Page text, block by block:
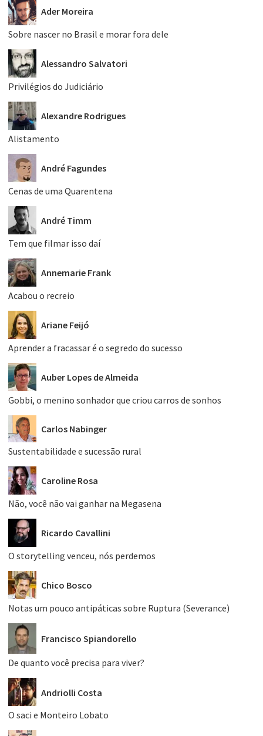
Ader Moreira
Sobre nascer no Brasil e morar fora dele
Alessandro Salvatori
Privilégios do Judiciário
Alexandre Rodrigues
Alistamento
André Fagundes
Cenas de uma Quarentena
André Timm
Tem que filmar isso daí
Annemarie Frank
Acabou o recreio
Ariane Feijó
Aprender a fracassar é o segredo do sucesso
Auber Lopes de Almeida
Gobbi, o menino sonhador que criou carros de sonhos
Carlos Nabinger
Sustentabilidade e sucessão rural
Caroline Rosa
Não, você não vai ganhar na Megasena
Ricardo Cavallini
O storytelling venceu, nós perdemos
Chico Bosco
Notas um pouco antipáticas sobre Ruptura (Severance)
Francisco Spiandorello
De quanto você precisa para viver?
Andriolli Costa
O saci e Monteiro Lobato